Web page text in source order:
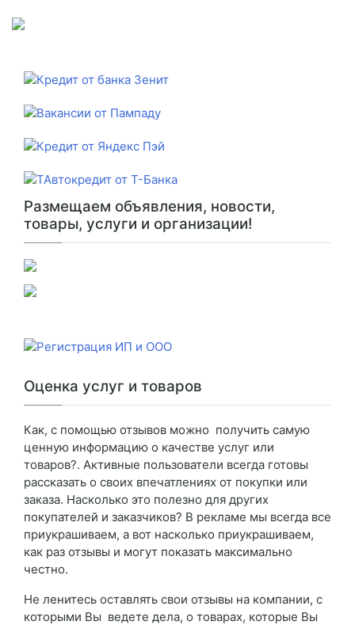
Размещаем объявления, новости,
товары, услуги и организации!
Оценка услуг и товаров
Как, с помощью отзывов можно получить самую
ценную информацию о качестве услуг или
товаров?. Активные пользователи всегда готовы
рассказать о своих впечатлениях от покупки или
заказа. Насколько это полезно для других
покупателей и заказчиков? В рекламе мы всегда все
приукрашиваем, а вот насколько приукрашиваем,
как раз отзывы и могут показать максимально
честно.
Не ленитесь оставлять свои отзывы на компании, с
которыми Вы ведете дела, о товарах, которые Вы